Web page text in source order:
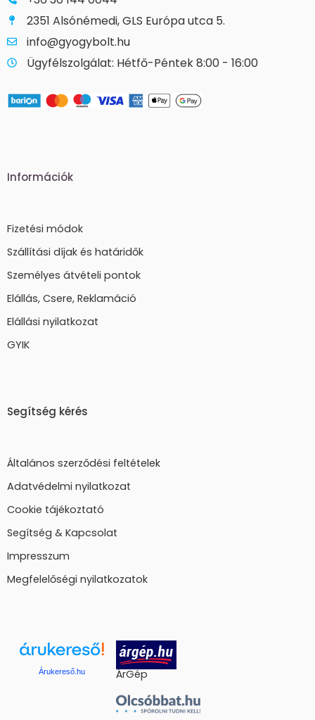
2351 Alsónémedi, GLS Európa utca 5.
info@gyogybolt.hu
Ügyfélszolgálat: Hétfő-Péntek 8:00 - 16:00
Információk
Fizetési módok
Szállítási díjak és határidők
Személyes átvételi pontok
Elállás, Csere, Reklamáció
Elállási nyilatkozat
GYIK
Segítség kérés
Általános szerződési feltételek
Adatvédelmi nyilatkozat
Cookie tájékoztató
Segítség & Kapcsolat
Impresszum
Megfelelőségi nyilatkozatok
Árukereső.hu ÁrGép